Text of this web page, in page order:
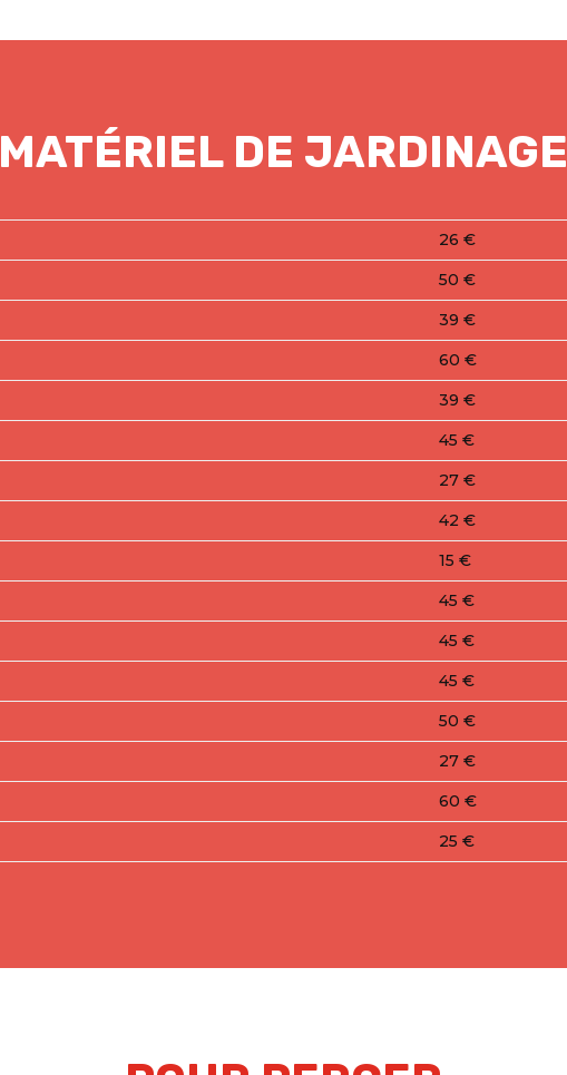
MATÉRIEL DE JARDINAGE
26 €
50 €
39 €
60 €
39 €
45 €
27 €
42 €
15 €
45 €
45 €
45 €
50 €
27 €
60 €
25 €